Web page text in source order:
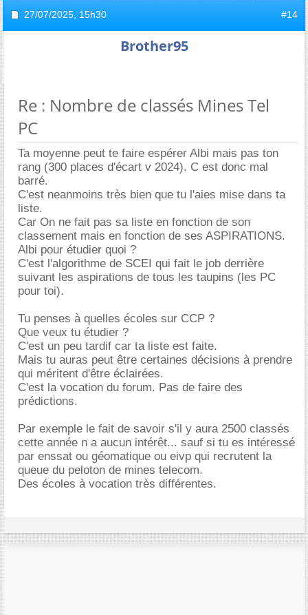
27/07/2025, 15h30 #14
Brother95
Re : Nombre de classés Mines Tel
PC
Ta moyenne peut te faire espérer Albi mais pas ton
rang (300 places d'écart v 2024). C est donc mal
barré.
C'est neanmoins très bien que tu l'aies mise dans ta
liste.
Car On ne fait pas sa liste en fonction de son
classement mais en fonction de ses ASPIRATIONS.
Albi pour étudier quoi ?
C'est l'algorithme de SCEI qui fait le job derrière
suivant les aspirations de tous les taupins (les PC
pour toi).
Tu penses à quelles écoles sur CCP ?
Que veux tu étudier ?
C'est un peu tardif car ta liste est faite.
Mais tu auras peut être certaines décisions à prendre
qui méritent d'être éclairées.
C'est la vocation du forum. Pas de faire des
prédictions.
Par exemple le fait de savoir s'il y aura 2500 classés
cette année n a aucun intérêt... sauf si tu es intéressé
par enssat ou géomatique ou eivp qui recrutent la
queue du peloton de mines telecom.
Des écoles à vocation très différentes.